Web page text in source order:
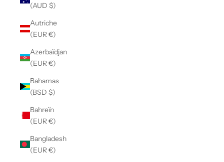
(AUD $)
Autriche
(EUR €)
Azerbaïdjan
(EUR €)
Bahamas
(BSD $)
Bahreïn
(EUR €)
Bangladesh
(EUR €)